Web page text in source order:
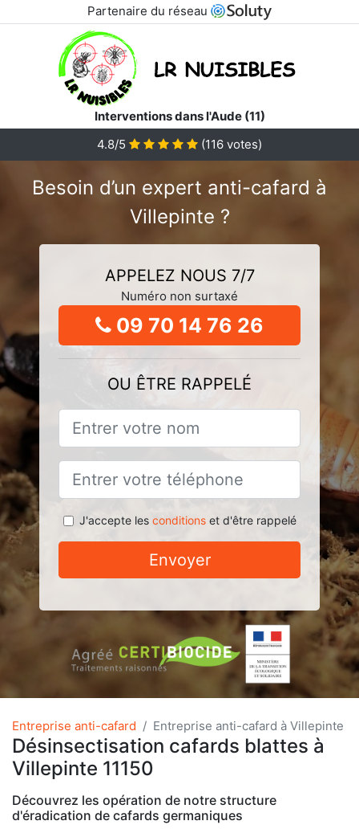
Partenaire du réseau
Interventions dans l'Aude (11)
4.8/5
(116 votes)
Besoin d’un expert anti-cafard à
Villepinte ?
APPELEZ NOUS 7/7
Numéro non surtaxé
09 70 14 76 26
OU ÊTRE RAPPELÉ
J'accepte les conditionset d'être rappelé
Envoyer
Entreprise anti-cafard Entreprise anti-cafard à Villepinte
Désinsectisation cafards blattes à
Villepinte 11150
Découvrez les opération de notre structure
d'éradication de cafards germaniques